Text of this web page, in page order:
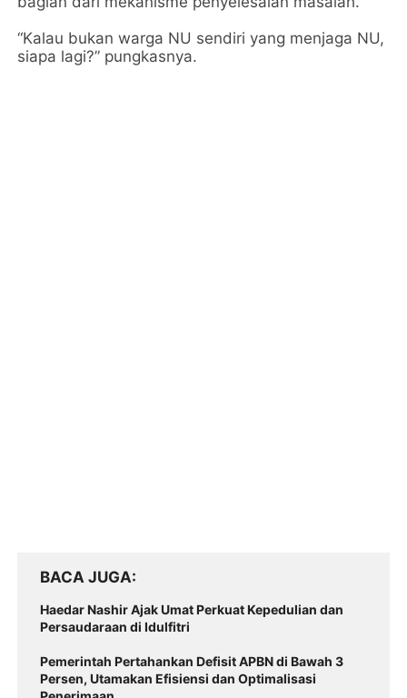
“Kalau bukan warga NU sendiri yang menjaga NU,
siapa lagi?” pungkasnya.
BACA JUGA
Haedar Nashir Ajak Umat Perkuat Kepedulian dan
Persaudaraan di Idulfitri
Pemerintah Pertahankan Defisit APBN di Bawah 3
Persen, Utamakan Efisiensi dan Optimalisasi